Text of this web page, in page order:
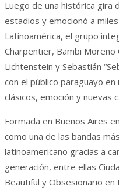
Luego de una histórica gira
estadios y emocionó a
Latinoamérica, el grupo
Charpentier, Bambi Moreno
Lichtenstein y Sebastián
con el público paraguayo
clásicos, emoción y nuevas
Formada en Buenos Aires
como una de las bandas
latinoamericano gracias a
generación, entre ellas
Beautiful y Obsesionario en